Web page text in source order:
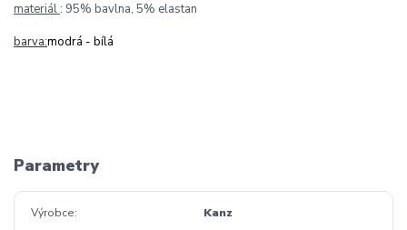
materiál : 95% bavlna, 5% elastan
barva:modrá - bílá
Parametry
Výrobce Kanz